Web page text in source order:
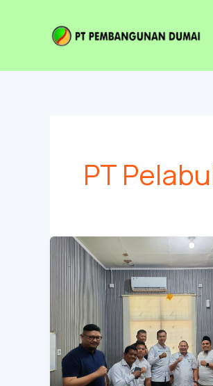
PT